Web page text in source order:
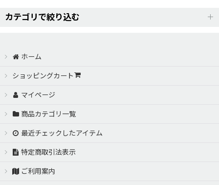
並び順 :
カテゴリで絞り込む
TOYOTA ZN6 86（トヨタ ZN6ハチロク）
JZZ/UZZ 30.31 SOARER （30系ソアラ）
GRX120系 MARK-X（GRX12系マークエックス）
JZS160/161 ARISTO GS-FCS（16系アリスト LEXUS GSフェ
ホーム
ショッピングカート
マイページ
商品カテゴリ一覧
最近チェックしたアイテム
特定商取引法表示
ご利用案内